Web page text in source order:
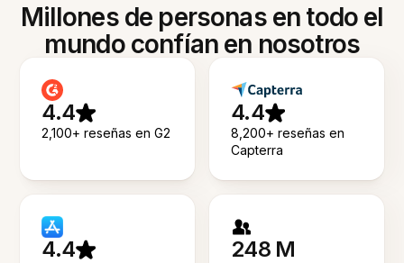
Millones de personas en todo el
mundo confían en nosotros
4.4
2,100+ reseñas en G2
4.4
8,200+ reseñas en
Capterra
4.4 248 M